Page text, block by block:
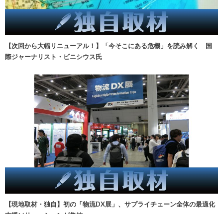
【次回から大幅リニューアル！】「今そこにある危機」を読み解く 国
際ジャーナリスト・ビニシウス氏
【現地取材・独自】初の「物流DX展」、サプライチェーン全体の最適化